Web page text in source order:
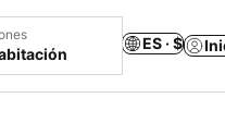
ES · $